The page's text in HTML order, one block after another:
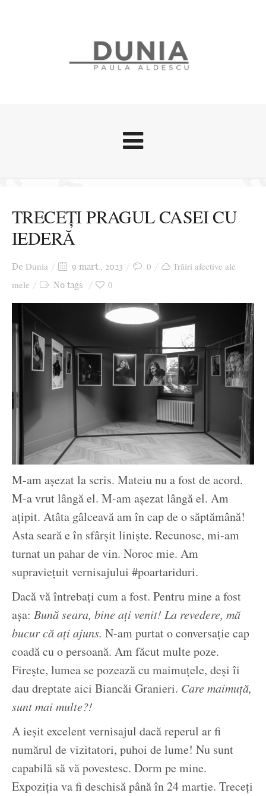
Stari afective
Zice Dunia
Cursuri povestite
TRECEȚI PRAGUL CASEI CU
IEDERĂ
De Dunia 9 mart., 2023 0
Trăiri afective ale
mele
No tags 0
M-am așezat la scris. Mateiu nu a fost de acord.
M-a vrut lângă el. M-am așezat lângă el. Am
ațipit. Atâta gâlceavă am în cap de o săptămână!
Asta seară e în sfârșit liniște. Recunosc, mi-am
turnat un pahar de vin. Noroc mie. Am
supraviețuit vernisajului #poartariduri.
Dacă vă întrebați cum a fost. Pentru mine a fost
așa: Bună seara, bine ați venit! La revedere, mă
bucur că ați ajuns. N-am purtat o conversație cap
coadă cu o persoană. Am făcut multe poze.
Firește, lumea se pozează cu maimuțele, deși îi
dau dreptate aici Biancăi Granieri. Care maimuță,
sunt mai multe?!
A ieșit excelent vernisajul dacă reperul ar fi
numărul de vizitatori, puhoi de lume! Nu sunt
capabilă să vă povestesc. Dorm pe mine.
Expoziția va fi deschisă până în 24 martie. Treceți